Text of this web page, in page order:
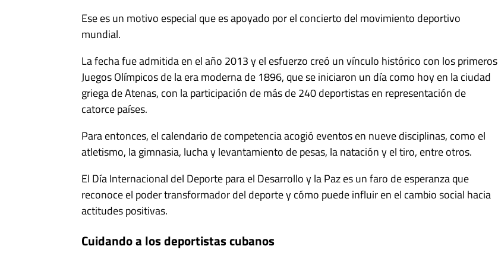
Ese es un motivo especial que es apoyado por el concierto del movimiento deportivo
mundial.
La fecha fue admitida en el año 2013 y el esfuerzo creó un vínculo histórico con los primeros
Juegos Olímpicos de la era moderna de 1896, que se iniciaron un día como hoy en la ciudad
griega de Atenas, con la participación de más de 240 deportistas en representación de
catorce países.
Para entonces, el calendario de competencia acogió eventos en nueve disciplinas, como el
atletismo, la gimnasia, lucha y levantamiento de pesas, la natación y el tiro, entre otros.
El Día Internacional del Deporte para el Desarrollo y la Paz es un faro de esperanza que
reconoce el poder transformador del deporte y cómo puede influir en el cambio social hacia
actitudes positivas.
Cuidando a los deportistas cubanos